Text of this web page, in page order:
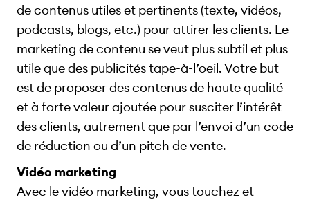
de contenus utiles et pertinents (texte, vidéos,
podcasts, blogs, etc.) pour attirer les clients. Le
marketing de contenu se veut plus subtil et plus
utile que des publicités tape-à-l’oeil. Votre but
est de proposer des contenus de haute qualité
et à forte valeur ajoutée pour susciter l’intérêt
des clients, autrement que par l’envoi d’un code
de réduction ou d’un pitch de vente.
Vidéo marketing
Avec le vidéo marketing, vous touchez et